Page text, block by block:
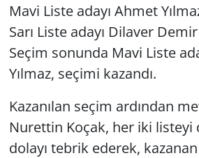
Mavi Liste adayı Ahmet
Sarı Liste adayı Dilaver
Seçim sonunda Mavi Liste
Yılmaz, seçimi kazandı.
Kazanılan seçim ardından
Nurettin Koçak, her iki listeyi
dolayı tebrik ederek,